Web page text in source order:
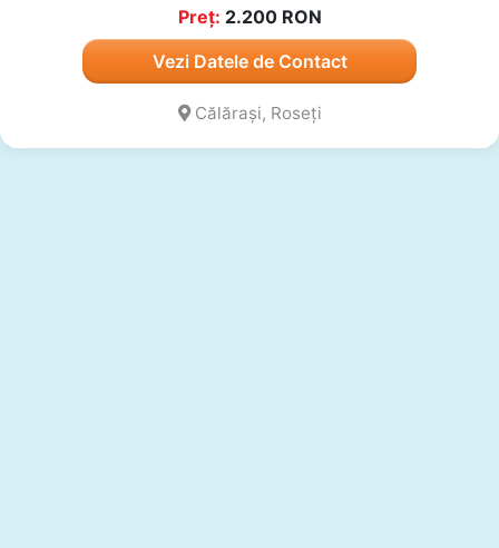
Preț: 2.200 RON
Vezi Datele de Contact
Călărași, Roseți